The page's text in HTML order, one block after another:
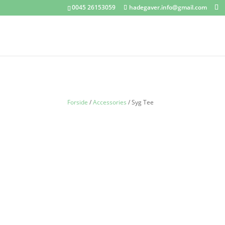
0045 26153059 hadegaver.info@gmail.com
Forside /Accessories / Syg Tee